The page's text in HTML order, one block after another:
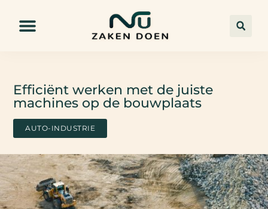
Efficiënt werken met de juiste
machines op de bouwplaats
AUTO-INDUSTRIE